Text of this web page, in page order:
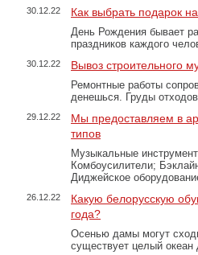
30.12.22 Как выбрать подарок
День Рождения бывает
праздников каждого
30.12.22 Вывоз строительного
Ремонтные работы
денешься. Груды
29.12.22
Мы предоставляем в
типов
Музыкальные
Комбоусилители;
Диджейское
26.12.22
Какую белорусскую
года?
Осенью дамы могут
существует целый